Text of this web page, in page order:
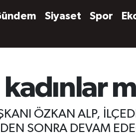
Siyaset Spor
kadınlar
ÖZKAN ALP,
SONRA DEVAM